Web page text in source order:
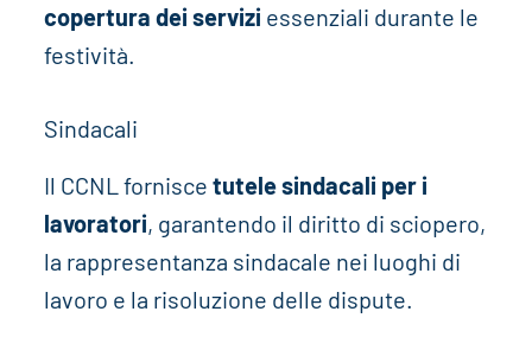
copertura dei servizi essenziali durante le
festività.
Sindacali
Il CCNL fornisce tutele sindacali per i
lavoratori, garantendo il diritto di sciopero,
la rappresentanza sindacale nei luoghi di
lavoro e la risoluzione delle dispute.